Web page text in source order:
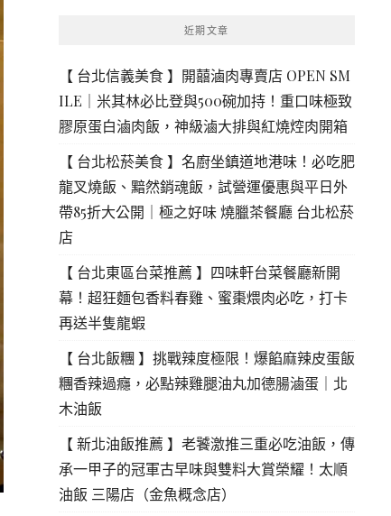
近期文章
【 台北信義美食 】開囍滷肉專賣店 OPEN SM
ILE｜米其林必比登與500碗加持！重口味極致
膠原蛋白滷肉飯，神級滷大排與紅燒焢肉開箱
【 台北松菸美食 】名廚坐鎮道地港味！必吃肥
龍叉燒飯、黯然銷魂飯，試營運優惠與平日外
帶85折大公開｜極之好味 燒臘茶餐廳 台北松菸
店
【 台北東區台菜推薦 】四味軒台菜餐廳新開
幕！超狂麵包香料春雞、蜜棗煨肉必吃，打卡
再送半隻龍蝦
【 台北飯糰 】挑戰辣度極限！爆餡麻辣皮蛋飯
糰香辣過癮，必點辣雞腿油丸加德腸滷蛋｜北
木油飯
【 新北油飯推薦 】老饕激推三重必吃油飯，傳
承一甲子的冠軍古早味與雙料大賞榮耀！太順
油飯 三陽店（金魚概念店）